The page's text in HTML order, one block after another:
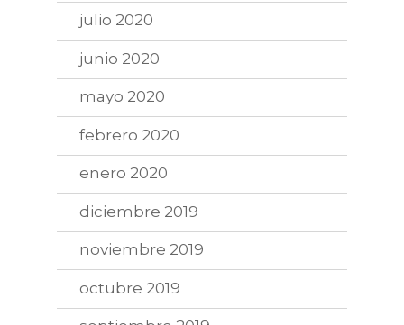
julio 2020
junio 2020
mayo 2020
febrero 2020
enero 2020
diciembre 2019
noviembre 2019
octubre 2019